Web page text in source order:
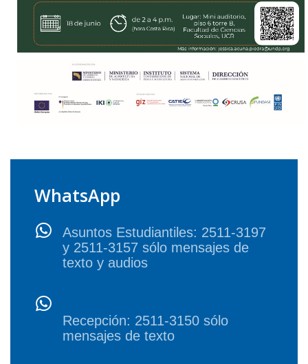
WhatsApp
Asuntos Estudiantiles: 2511-3197
y 2511-3157 sólo mensajes de
texto y audios
Recepción: 2511-3150 sólo
mensajes de texto